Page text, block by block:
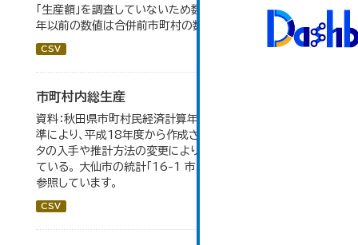
「生産額」を調査していないため数値はありません。 2004
年以前の数値は合併前市町村の数値を合算したものです。
CSV
市町村内総生産
資料：秋田県市町村民経済計算年報。数値は平成23年基
準により、平成18年度から作成されたもので、 新たなデー
タの入手や推計方法の変更により、毎年度遡及改訂を行っ
ている。 大仙市の統計「16-1 市町村内総生産」のデータを
参照しています。
CSV